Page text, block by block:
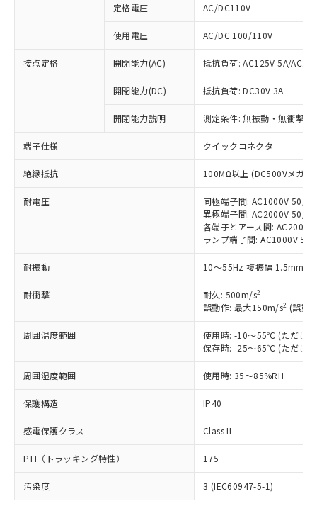
定格電圧 AC/DC110V
使用電圧 AC/DC 100/110V
接点定格 開閉能力(AC) 抵抗負荷: AC125V 5A/
開閉能力(DC) 抵抗負荷: DC30V 3A
開閉能力説明 測定条件: 無振動・無衝撃
端子仕様 クイックコネクタ
絶縁抵抗 100MΩ以上 (DC500Vメガ)
耐電圧
同極端子間: AC1000V 50/
異極端子間: AC2000V 50/
各端子とアース間:
ランプ端子間: AC1000V
耐振動 10～55Hz 複振幅 1.5mm (
耐衝撃 耐久: 500m/s2
誤動作: 最大150m/s2 (誤動
周囲温度範囲
使用時: -10～55℃ (ただし
保存時: -25～65℃ (ただし
周囲湿度範囲 使用時: 35～85%RH
保護構造 IP40
感電保護クラス Class II
PTI（トラッキング特性） 175
汚染度 3 (IEC60947-5-1)
ご利用条件
以下の条件をお読みいただき、同意のうえ
本サービスは、当社制御機器事業取扱
商品の当社在庫状況および標準価格
(税抜)を提供させていただくもので
当社制御機器事業取扱商品の中には、
本サービスの対象外となる商品もある
在庫状況および標準価格照会結果は、
記載している更新日時点での社内デー
タに基づき作成されるものであり、閲
覧された時点での実際の在庫および標
準価格とは異なる場合があることをご
了承ください。
正式な納期状況および標準価格はお客
様のお取引先、またはお客様担当のオ
ムロン制御機器販売店・当社販売員に
ご相談ください。
※1 対応状況
対応済み：EU RoHS指令（10物質）の
非含有に対応した製品が提供可能な商品で
す。
対応予定：EU RoHS指令（10物質）の非含
有に対応した製品に切り替える予定のある
対応予定なし：EU RoHS指令（10物質）の
非含有に非対応の商品で、対応品を出す予
調査・確認中：EU RoHS指令（10物質）の
非含有の対応状況を調査中または確認中の
非該当品：ライセンス料など無形物で、有
害物質有無と関係のない商品です。
仕入先様の事情により、非含有部品として
いたものが、含有品と判明した場合などや
鉛(Pb) 1000ppm以下、 水銀(Hg) 1000ppm以下、 カド
ミウム(Cd) 100ppm以下、
六価クロム(Cr(Ⅵ)) 1000ppm以下、ポリ臭化ビフェニル
類(PBB) 1000ppm以下、ポリ臭化ジフェニルエーテル類
ルベンジル（BBP） 1000ppm以下、フタル酸ジブチル
（DBP） 1000ppm以下、フタル酸ジイソブチル
但し、RoHS指令で産業用監視および制御機器に対する
適用除外項目は除く。
「○」：最大均質材料含有率が中国RoHSの
基準値以下であることを示します。
「×」：最大均質材料含有率が中国RoHSの
基準値を超えていることを示します。
「－」：未確認です。当社販売部門へお問
い合わせください。
*中国RoHS10物質の基準値 (GB/T26572)：
Pb(鉛) :1000ppm、 Hg(水銀) : 1000ppm、 Cd(カドミウ
Cr(Ⅵ)(六価クロム) : 1000ppm、 PBBs(ポリ臭化ビフェ
ニル類) : 1000ppm、 PBDEs(ポリ臭化ジフェニルエーテ
ル類) : 1000ppm、
DBP(フタル酸ジブチル) : 1000ppm、 DIBP(フタル酸ジ
イソブチル) : 1000ppm、 BBP(フタル酸ブチルベンジ
DEHP(フタル酸ビス(2-エチルヘキシル)) : 1000ppm
当社は、これら貴社製品のうち、外国
為替および外国貿易法に定める商品
（以下｢規制貨物等」という）を輸出
または国外への提供する場合は、日本
国政府の輸出許可(または役務取引許
可)を取得するなどの必要な手続きを
とります。
当社は規制貨物を破棄する場合は、完
全に破砕するなど、違法に輸出されな
いよう必要な手段を講じます。
当社は貴社製品を、核兵器、ミサイ
一定数以上の在庫あり
一定数には満たないが在庫あり